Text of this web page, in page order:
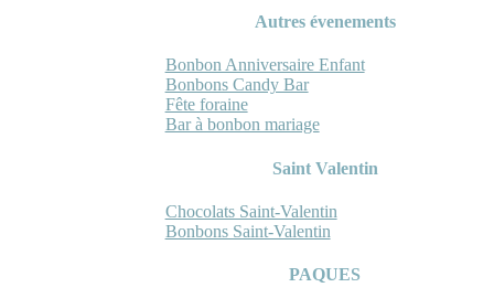
Autres évenements
Bonbon Anniversaire Enfant
Bonbons Candy Bar
Fête foraine
Bar à bonbon mariage
Saint Valentin
Chocolats Saint-Valentin
Bonbons Saint-Valentin
PAQUES